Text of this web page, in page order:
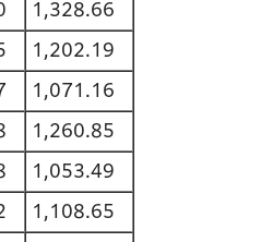
1,328.66
1,202.19
1,071.16
1,260.85
1,053.49
1,108.65